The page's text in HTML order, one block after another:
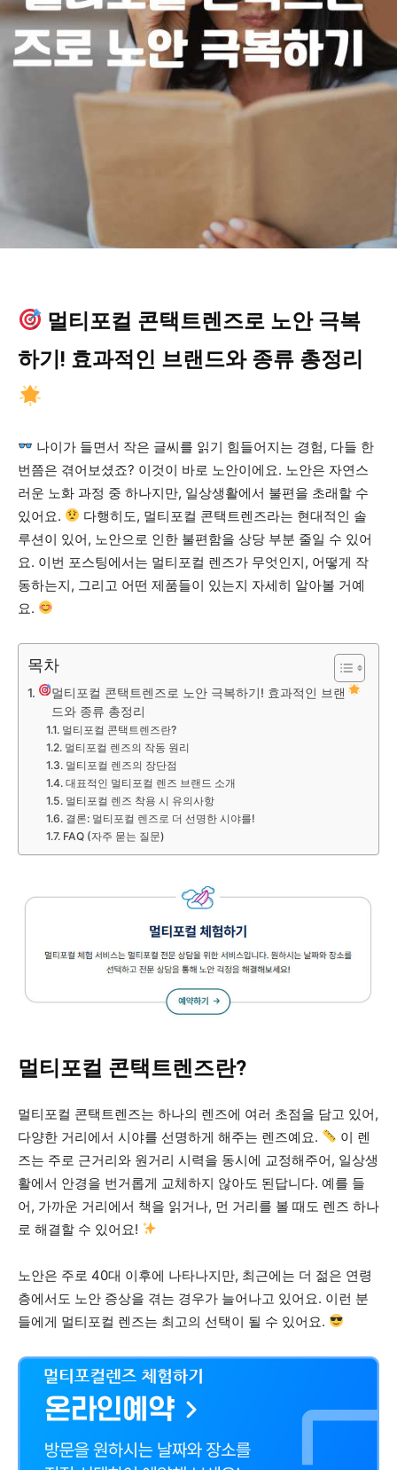
멀티포컬 콘택트렌즈로 노안 극복
하기! 효과적인 브랜드와 종류 총정리
나이가 들면서 작은 글씨를 읽기 힘들어지는 경험, 다들 한
번쯤은 겪어보셨죠? 이것이 바로 노안이에요. 노안은 자연스
러운 노화 과정 중 하나지만, 일상생활에서 불편을 초래할 수
있어요.
다행히도, 멀티포컬 콘택트렌즈라는 현대적인 솔
루션이 있어, 노안으로 인한 불편함을 상당 부분 줄일 수 있어
요. 이번 포스팅에서는 멀티포컬 렌즈가 무엇인지, 어떻게 작
동하는지, 그리고 어떤 제품들이 있는지 자세히 알아볼 거예
요.
목차
멀티포컬 콘택트렌즈로 노안 극복하기! 효과적인 브랜
드와 종류 총정리
멀티포컬 콘택트렌즈란?
멀티포컬 렌즈의 작동 원리
멀티포컬 렌즈의 장단점
대표적인 멀티포컬 렌즈 브랜드 소개
멀티포컬 렌즈 착용 시 유의사항
결론: 멀티포컬 렌즈로 더 선명한 시야를!
FAQ (자주 묻는 질문)
멀티포컬 콘택트렌즈란?
멀티포컬 콘택트렌즈는 하나의 렌즈에 여러 초점을 담고 있어,
다양한 거리에서 시야를 선명하게 해주는 렌즈예요.
이 렌
즈는 주로 근거리와 원거리 시력을 동시에 교정해주어, 일상생
활에서 안경을 번거롭게 교체하지 않아도 된답니다. 예를 들
어, 가까운 거리에서 책을 읽거나, 먼 거리를 볼 때도 렌즈 하나
로 해결할 수 있어요!
노안은 주로 40대 이후에 나타나지만, 최근에는 더 젊은 연령
층에서도 노안 증상을 겪는 경우가 늘어나고 있어요. 이런 분
들에게 멀티포컬 렌즈는 최고의 선택이 될 수 있어요.